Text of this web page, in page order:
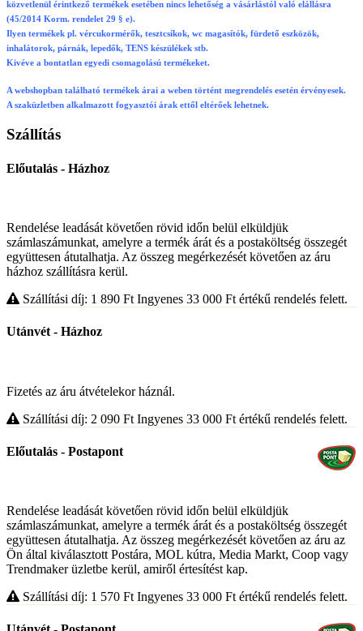
közvetlenül érintkező termékek esetében nincs lehetőség a vásárlástól való elállásra
(45/2014 Korm. rendelet 29 § e).
Ilyen termékek pl. vércukormérők, tesztcsíkok, wc magasítók, fürdető eszközök,
inhalátorok, párnák, lepedők, TENS készülékek stb.
Kivéve a bontatlan egyedi csomagolású termékeket.
A webshopban található termékek árai a weben történt megrendelés esetén érvényesek.
A szaküzletben alkalmazott fogyasztói árak ettől eltérőek lehetnek.
Szállítás
Előutalás - Házhoz
Rendelése leadását követően rövid időn belül elküldjük
számlaszámunkat, amelyre a termék árát és a postaköltség összegét
együttesen átutalhatja. Az összeg megérkezését követően az áru
házhoz szállításra kerül.
Szállítási díj: 1 890 Ft Ingyenes 33 000 Ft értékű rendelés felett.
Utánvét - Házhoz
Fizetés az áru átvételekor háznál.
Szállítási díj: 2 090 Ft Ingyenes 33 000 Ft értékű rendelés felett.
Előutalás - Postapont
Rendelése leadását követően rövid időn belül elküldjük
számlaszámunkat, amelyre a termék árát és a postaköltség összegét
együttesen átutalhatja. Az összeg megérkezését követően az áru az
Ön által kiválasztott Postára, MOL kútra, Media Markt, Coop vagy
Trendmaker üzletbe kerül, amiről értesítést kap.
Szállítási díj: 1 570 Ft Ingyenes 33 000 Ft értékű rendelés felett.